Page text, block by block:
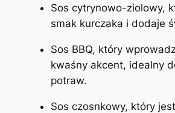
Sos cytrynowo-ziolowy,
smak kurczaka i dodaje
Sos BBQ, który
kwaśny akcent, idealny
potraw.
Sos czosnkowy, który